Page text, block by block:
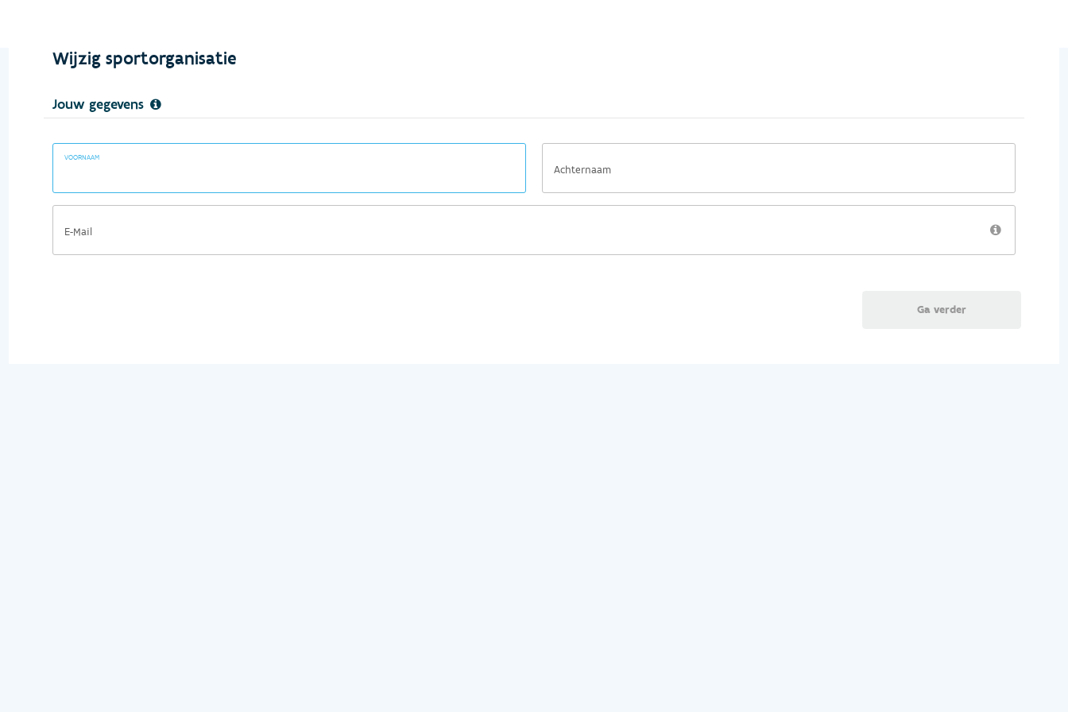
Wijzig sportorganisatie
Jouw gegevens
VOORNAAM
Achternaam
E-Mail
Ga verder